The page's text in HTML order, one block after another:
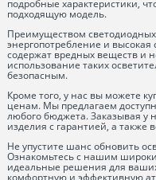
подробные характеристики,
подходящую модель.
Преимуществом
энергопотребление и
содержат вредных веществ и
использование таких
безопасным.
Кроме того, у нас вы можете
ценам. Мы предлагаем
любого бюджета. Заказывая у
изделия с гарантией, а также
Не упустите шанс обновить
Ознакомьтесь с нашим
идеальные решения для
комфортную и эффективную